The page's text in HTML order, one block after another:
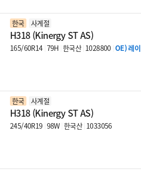
한국 사계절
H318 (Kinergy ST AS)
165/60R14 79H 한국산 1028800 OE) 레이
한국 사계절
H318 (Kinergy ST AS)
245/40R19 98W 한국산 1033056